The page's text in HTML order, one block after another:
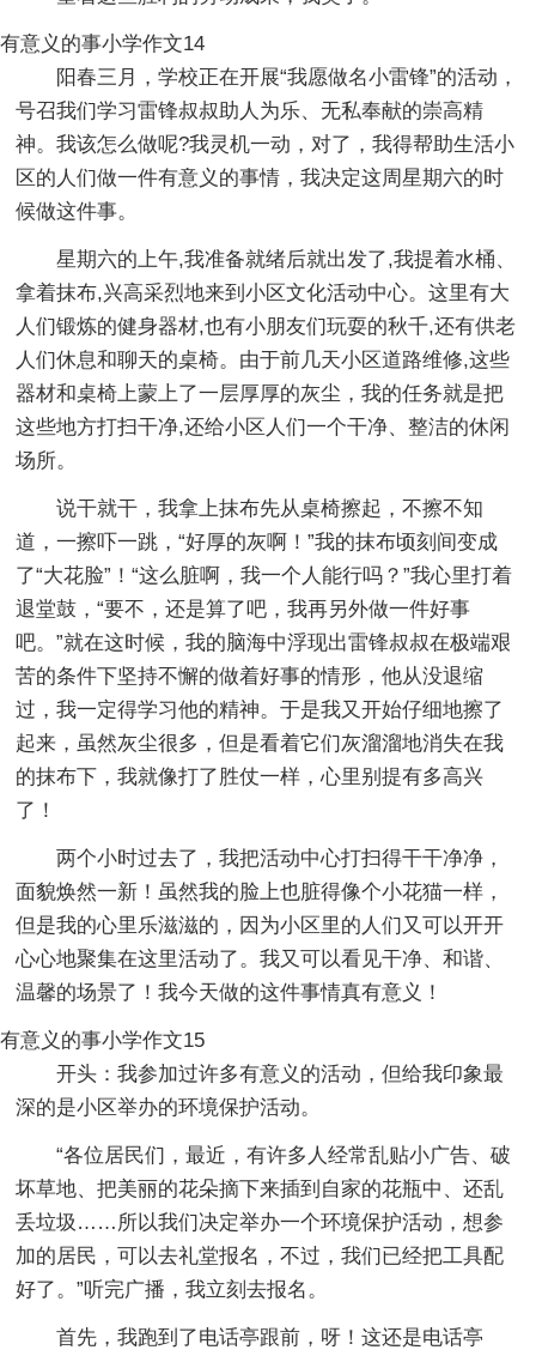
有意义的事小学作文14
阳春三月，学校正在开展“我愿做名小雷锋”的活动，
号召我们学习雷锋叔叔助人为乐、无私奉献的崇高精
神。我该怎么做呢?我灵机一动，对了，我得帮助生活小
区的人们做一件有意义的事情，我决定这周星期六的时
候做这件事。
星期六的上午,我准备就绪后就出发了,我提着水桶、
拿着抹布,兴高采烈地来到小区文化活动中心。这里有大
人们锻炼的健身器材,也有小朋友们玩耍的秋千,还有供老
人们休息和聊天的桌椅。由于前几天小区道路维修,这些
器材和桌椅上蒙上了一层厚厚的灰尘，我的任务就是把
这些地方打扫干净,还给小区人们一个干净、整洁的休闲
场所。
说干就干，我拿上抹布先从桌椅擦起，不擦不知
道，一擦吓一跳，“好厚的灰啊！”我的抹布顷刻间变成
了“大花脸”！“这么脏啊，我一个人能行吗？”我心里打着
退堂鼓，“要不，还是算了吧，我再另外做一件好事
吧。”就在这时候，我的脑海中浮现出雷锋叔叔在极端艰
苦的条件下坚持不懈的做着好事的情形，他从没退缩
过，我一定得学习他的精神。于是我又开始仔细地擦了
起来，虽然灰尘很多，但是看着它们灰溜溜地消失在我
的抹布下，我就像打了胜仗一样，心里别提有多高兴
了！
两个小时过去了，我把活动中心打扫得干干净净，
面貌焕然一新！虽然我的脸上也脏得像个小花猫一样，
但是我的心里乐滋滋的，因为小区里的人们又可以开开
心心地聚集在这里活动了。我又可以看见干净、和谐、
温馨的场景了！我今天做的这件事情真有意义！
有意义的事小学作文15
开头：我参加过许多有意义的活动，但给我印象最
深的是小区举办的环境保护活动。
“各位居民们，最近，有许多人经常乱贴小广告、破
坏草地、把美丽的花朵摘下来插到自家的花瓶中、还乱
丢垃圾……所以我们决定举办一个环境保护活动，想参
加的居民，可以去礼堂报名，不过，我们已经把工具配
好了。”听完广播，我立刻去报名。
首先，我跑到了电话亭跟前，呀！这还是电话亭